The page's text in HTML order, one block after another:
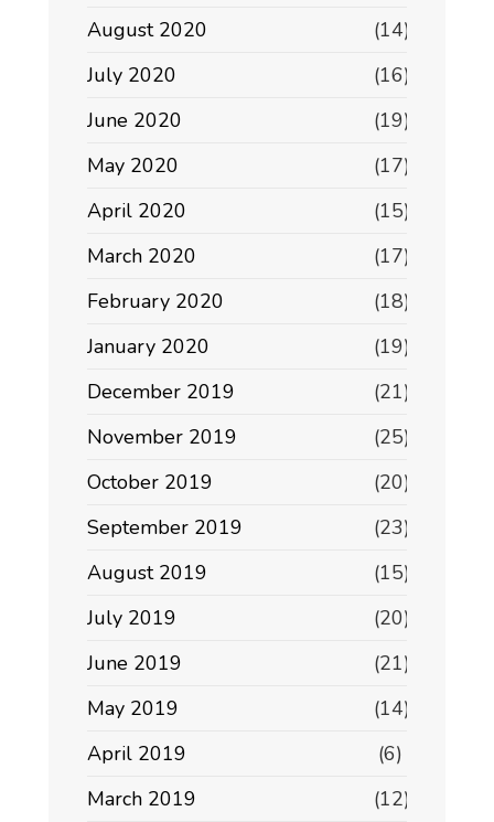
August 2020
(14)
July 2020
(16)
June 2020
(19)
May 2020
(17)
April 2020
(15)
March 2020
(17)
February 2020
(18)
January 2020
(19)
December 2019
(21)
November 2019
(25)
October 2019
(20)
September 2019
(23)
August 2019
(15)
July 2019
(20)
June 2019
(21)
May 2019
(14)
April 2019
(6)
March 2019
(12)